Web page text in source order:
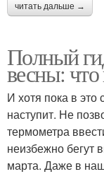
читать дальше →
Полный
весны: что
И хотя пока в это
наступит. Не
термометра
неизбежно бегут
марта. Даже в